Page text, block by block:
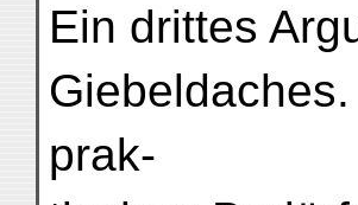
Ein drittes
prak-